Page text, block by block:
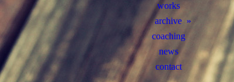
works
archive
coaching
news
contact